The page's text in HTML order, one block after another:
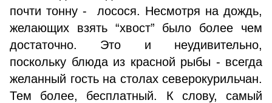
почти тонну - лосося. Несмотря на дождь,
желающих взять “хвост” было более чем
достаточно. Это и неудивительно,
поскольку блюда из красной рыбы - всегда
желанный гость на столах северокурильчан.
Тем более, бесплатный. К слову, самый